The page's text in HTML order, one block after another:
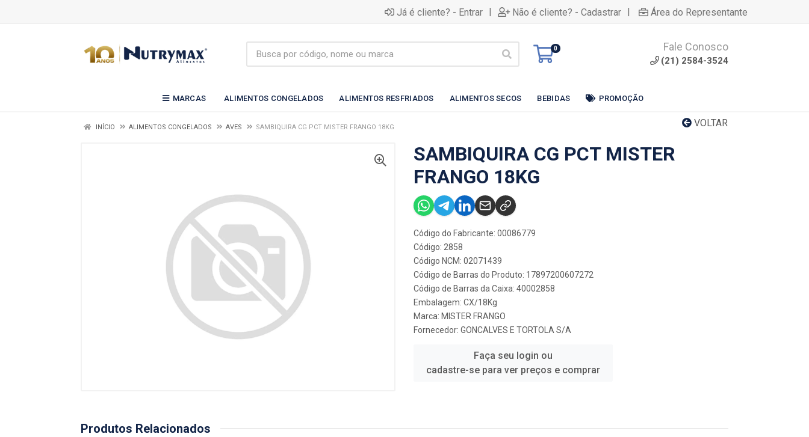
Já é cliente? - Entrar | Não é cliente? - Cadastrar | Área do Representante
0 Fale Conosco
(21) 2584-3524
MARCAS ALIMENTOS CONGELADOS ALIMENTOS RESFRIADOS ALIMENTOS SECOS BEBIDAS PROMOÇÃO
VOLTAR
INÍCIO ALIMENTOS CONGELADOS AVES SAMBIQUIRA CG PCT MISTER FRANGO 18KG
SAMBIQUIRA CG PCT MISTER
FRANGO 18KG
Código do Fabricante: 00086779
Código: 2858
Código NCM: 02071439
Código de Barras do Produto: 17897200607272
Código de Barras da Caixa: 40002858
Embalagem: CX/18Kg
Marca: MISTER FRANGO
Fornecedor: GONCALVES E TORTOLA S/A
Faça seu login ou
cadastre-se para ver preços e comprar
Produtos Relacionados